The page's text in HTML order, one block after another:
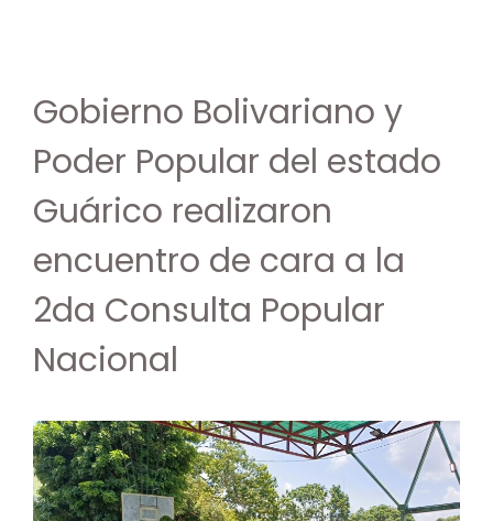
Gobierno Bolivariano y
Poder Popular del estado
Guárico realizaron
encuentro de cara a la
2da Consulta Popular
Nacional